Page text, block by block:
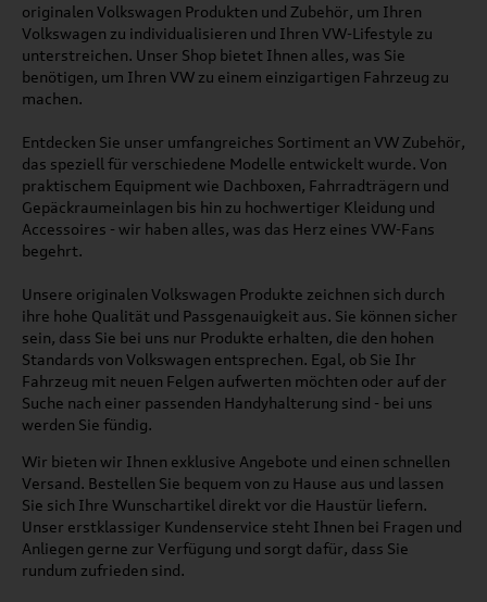
originalen Volkswagen Produkten und Zubehör, um Ihren
Volkswagen zu individualisieren und Ihren VW-Lifestyle zu
unterstreichen. Unser Shop bietet Ihnen alles, was Sie
benötigen, um Ihren VW zu einem einzigartigen Fahrzeug zu
machen.
Entdecken Sie unser umfangreiches Sortiment an VW Zubehör,
das speziell für verschiedene Modelle entwickelt wurde. Von
praktischem Equipment wie Dachboxen, Fahrradträgern und
Gepäckraumeinlagen bis hin zu hochwertiger Kleidung und
Accessoires - wir haben alles, was das Herz eines VW-Fans
begehrt.
Unsere originalen Volkswagen Produkte zeichnen sich durch
ihre hohe Qualität und Passgenauigkeit aus. Sie können sicher
sein, dass Sie bei uns nur Produkte erhalten, die den hohen
Standards von Volkswagen entsprechen. Egal, ob Sie Ihr
Fahrzeug mit neuen Felgen aufwerten möchten oder auf der
Suche nach einer passenden Handyhalterung sind - bei uns
werden Sie fündig.
Wir bieten wir Ihnen exklusive Angebote und einen schnellen
Versand. Bestellen Sie bequem von zu Hause aus und lassen
Sie sich Ihre Wunschartikel direkt vor die Haustür liefern.
Unser erstklassiger Kundenservice steht Ihnen bei Fragen und
Anliegen gerne zur Verfügung und sorgt dafür, dass Sie
rundum zufrieden sind.